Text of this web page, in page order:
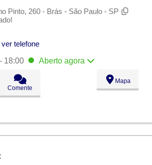
Pinto, 260 - Brás - São Paulo - SP
ver telefone
18:00 Aberto agora
- 18:00
- 18:00
- 18:00
Comente
Mapa